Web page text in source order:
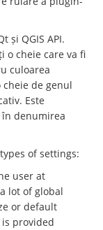
și QGIS API.
o cheie care va fi
culoarea
de genul
Este
în denumirea
of settings:
user at
lot of global
or default
provided